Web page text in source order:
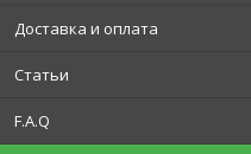
Доставка и оплата
Статьи
F.A.Q